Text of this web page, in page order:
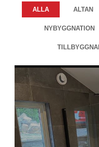
ALLA ALTAN
NYBYGGNATION